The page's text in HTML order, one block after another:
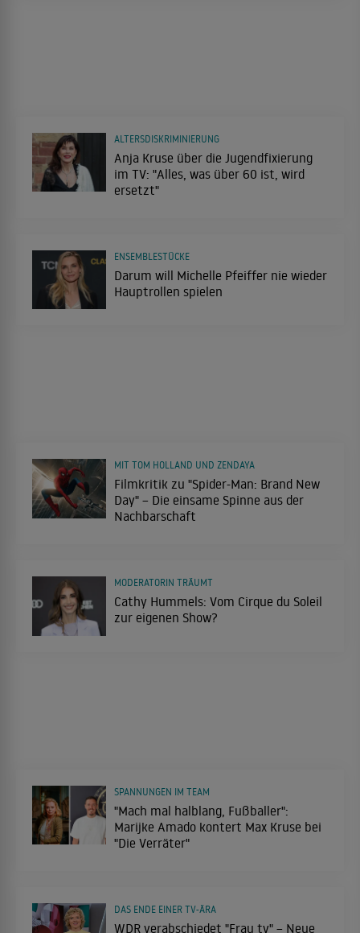
Anja Kruse über die Jugendfixierung
im TV: "Alles, was über 60 ist, wird
ersetzt"
ALTERSDISKRIMINIERUNG
Darum will Michelle Pfeiffer nie wieder
Hauptrollen spielen
ENSEMBLESTÜCKE
Filmkritik zu "Spider-Man: Brand New
Day" – Die einsame Spinne aus der
Nachbarschaft
MIT TOM HOLLAND UND ZENDAYA
Cathy Hummels: Vom Cirque du Soleil
zur eigenen Show?
MODERATORIN TRÄUMT
"Mach mal halblang, Fußballer":
Marijke Amado kontert Max Kruse bei
"Die Verräter"
SPANNUNGEN IM TEAM
WDR verabschiedet "Frau tv" – Neue
DAS ENDE EINER TV-ÄRA